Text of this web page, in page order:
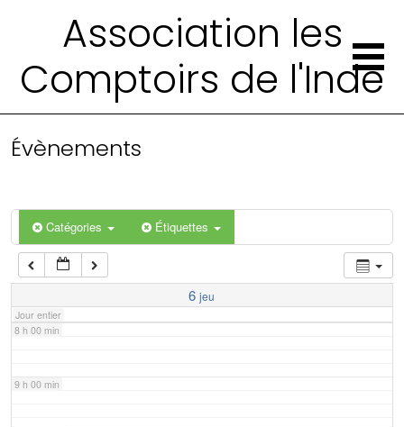
Association les
Comptoirs de l'Inde
Évènements
Catégories Étiquettes
6 jeu
Jour entier
4 h 00 min
6 h 00 min
7 h 00 min
8 h 00 min
9 h 00 min